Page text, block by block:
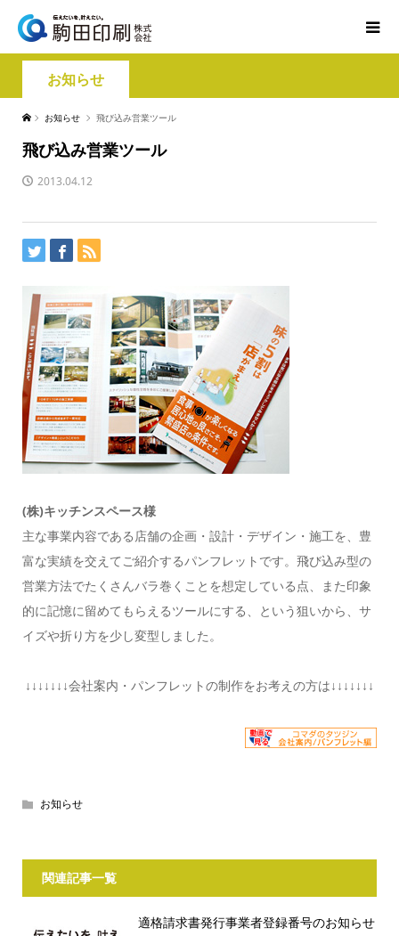
お知らせ
お知らせ 飛び込み営業ツール
飛び込み営業ツール
2013.04.12
(株)キッチンスペース様
主な事業内容である店舗の企画・設計・デザイン・施工を、豊
富な実績を交えてご紹介するパンフレットです。飛び込み型の
営業方法でたくさんバラ巻くことを想定している点、また印象
的に記憶に留めてもらえるツールにする、という狙いから、サ
イズや折り方を少し変型しました。
↓↓↓↓↓↓↓会社案内・パンフレットの制作をお考えの方は↓↓↓↓↓↓↓
お知らせ
関連記事一覧
適格請求書発行事業者登録番号のお知らせ